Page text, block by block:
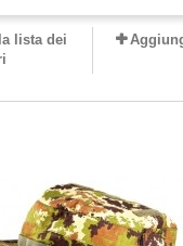
lista dei